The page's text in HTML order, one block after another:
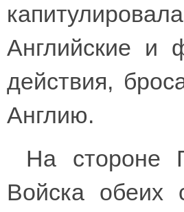
Английские и
действия,
Англию.
На стороне
Войска обеих